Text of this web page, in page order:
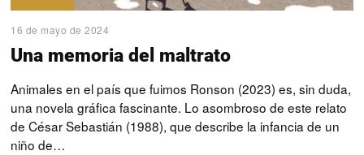
16 de mayo de 2024
Una memoria del maltrato
Animales en el país que fuimos Ronson (2023) es, sin duda,
una novela gráfica fascinante. Lo asombroso de este relato
de César Sebastián (1988), que describe la infancia de un
niño de…